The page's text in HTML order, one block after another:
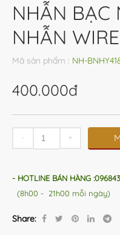
NHẪN BẠC
NHẪN
Mã sản phẩm : NH-
400.000đ
- +
- HOTLINE BÁN HÀNG
(8h00 - 21h00 mỗi ngày)
Share: